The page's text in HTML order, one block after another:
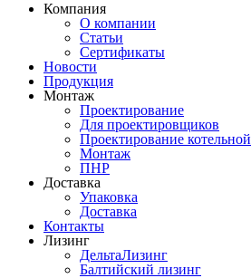
Компания
О компании
Статьи
Сертификаты
Новости
Продукция
Монтаж
Проектирование
Для проектировщиков
Проектирование котельной
Монтаж
ПНР
Доставка
Упаковка
Доставка
Контакты
Лизинг
ДельтаЛизинг
Балтийский лизинг